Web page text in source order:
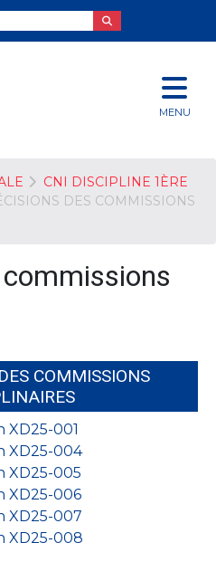
MENU
CNI DISCIPLINE 1ÈRE
DES COMMISSIONS
COMMISSIONS
XD25-001
XD25-004
XD25-005
XD25-006
XD25-007
XD25-008